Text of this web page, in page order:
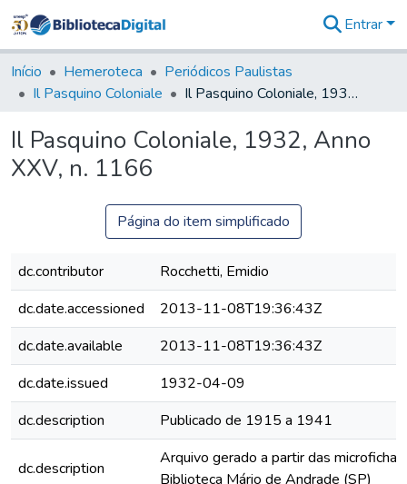
&
Coleções
Tudo na
Digital
Entrar
Início Hemeroteca
Periódicos Paulistas
Il Pasquino Coloniale
Il Pasquino Coloniale, 1932, Anno XXV, n. 1166
Il Pasquino Coloniale, 1932, Anno
XXV, n. 1166
Página do item simplificado
dc.contributor
Rocchetti, Emidio
dc.date.accessioned
2013-11-08T19:36:43Z
dc.date.available
2013-11-08T19:36:43Z
dc.date.issued
1932-04-09
dc.description
Publicado de 1915 a 1941
dc.description
Arquivo gerado a partir das
Biblioteca Mário de Andrade (SP)